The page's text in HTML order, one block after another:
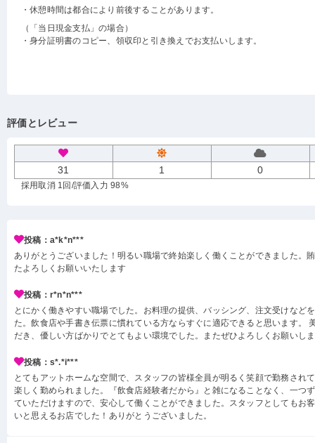
・休憩時間は都合により前後することがあります。
（「当日現金支払」の場合）
・身分証明書のコピー、領収印と引き換えでお支払いします。
評価とレビュー
31 1 0
採用取消 1回 /評価入力 98%
投稿：a*k*n***
ありがとうございました！明るい職場で終始楽しく働くことができました。
たよろしくお願いいたします
投稿：r*n*n***
とにかく働きやすい職場でした。お料理の提供、バッシング、注文受けなど
た。飲食店や手書き伝票に慣れている方ならすぐに適応できると思います。
だき、優しい方ばかりでとてもよい環境でした。またぜひよろしくお願いし
投稿：s*.*i***
とてもアットホームな空間で、スタッフの皆様全員が明るく笑顔で勤務され
楽しく勤められました。『飲食店経験者だから』と雑になることなく、一つ
ていただけますので、安心して働くことができました。スタッフとしてもお
いと思えるお店でした！ありがとうございました。